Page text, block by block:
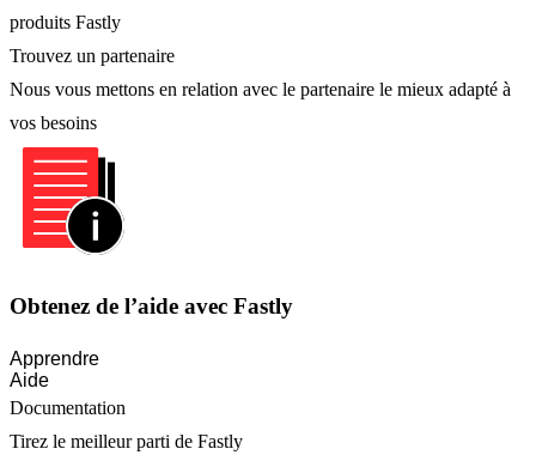
produits Fastly
Trouvez un partenaire
Nous vous mettons en relation avec le partenaire le mieux adapté à
vos besoins
Obtenez de l’aide avec Fastly
Apprendre
Aide
Documentation
Tirez le meilleur parti de Fastly